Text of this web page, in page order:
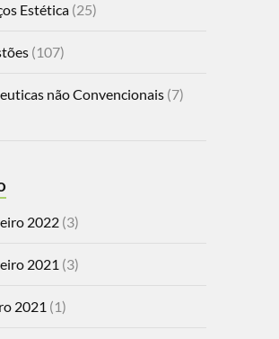
Estética(25)
(107)
não Convencionais(7)
2022(3)
2021 (3)
2021 (1)